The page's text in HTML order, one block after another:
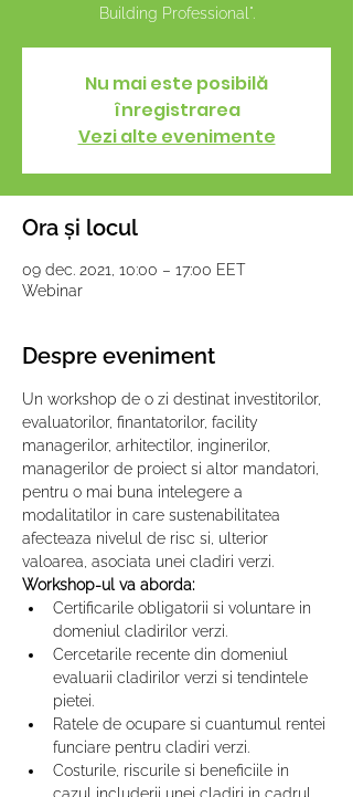
Building Professional".
Nu mai este posibilă
înregistrarea
Vezi alte evenimente
Ora și locul
09 dec. 2021, 10:00 – 17:00 EET
Webinar
Despre eveniment
Un workshop de o zi destinat investitorilor,
evaluatorilor, finantatorilor, facility
managerilor, arhitectilor, inginerilor,
managerilor de proiect si altor mandatori,
pentru o mai buna intelegere a
modalitatilor in care sustenabilitatea
afecteaza nivelul de risc si, ulterior
valoarea, asociata unei cladiri verzi.
Workshop-ul va aborda:
Certificarile obligatorii si voluntare in
domeniul cladirilor verzi.
Cercetarile recente din domeniul
evaluarii cladirilor verzi si tendintele
pietei.
Ratele de ocupare si cuantumul rentei
funciare pentru cladiri verzi.
Costurile, riscurile si beneficiile in